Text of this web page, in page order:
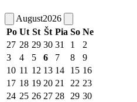
August2026
Po Ut St Št Pia So Ne
27 28 29 30 31 1
2
3
4 5 6 7 8
9
10 11 12 13 14 15 16
17 18 19 20 21 22 23
24 25 26 27 28 29 30